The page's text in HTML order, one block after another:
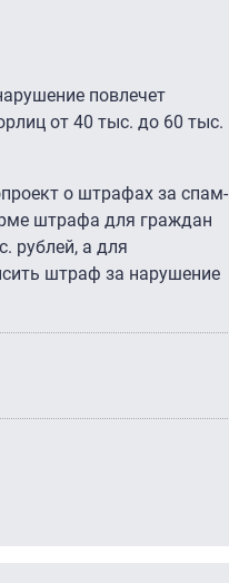
повлечет
от 40 тыс. до 60 тыс.
о штрафах за спам-
штрафа для граждан
рублей, а для
штраф за нарушение